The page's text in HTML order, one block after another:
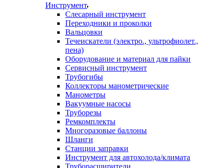
Инструмент
Слесарный инструмент
Переходники и проколки
Вальцовки
Течеискатели (электро., ультрофиолет.,
пена)
Оборудование и материал для пайки
Сервисный инструмент
Трубогибы
Коллекторы манометрические
Манометры
Вакуумные насосы
Труборезы
Ремкомплекты
Многоразовые баллоны
Шланги
Станции заправки
Инструмент для автохолода/климата
Труборасширители